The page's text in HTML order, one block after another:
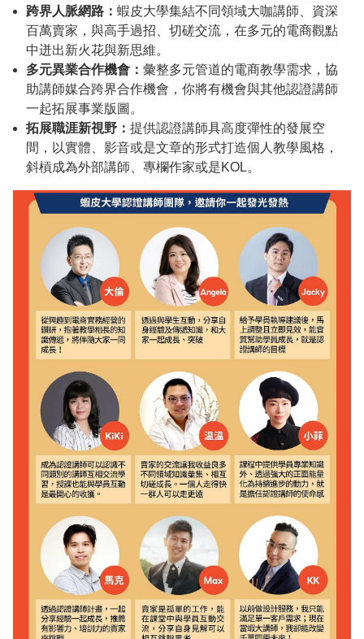
跨界人脈網路： 蝦皮大學集結不同領域大咖講師、資深
百萬賣家，與高手過招、切磋交流，在多元的電商觀點
中迸出新火花與新思維。
多元異業合作機會： 彙整多元管道的電商教學需求，協
助講師媒合跨界合作機會，你將有機會與其他認證講師
一起拓展事業版圖。
拓展職涯新視野： 提供認證講師具高度彈性的發展空
間，以實體、影音或是文章的形式打造個人教學風格，
斜槓成為外部講師、專欄作家或是KOL。